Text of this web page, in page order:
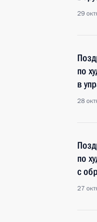
29
по
в
28
по
с
27